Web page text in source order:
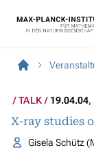
TALK 19.04.04,
X-ray studies
Gisela Schütz